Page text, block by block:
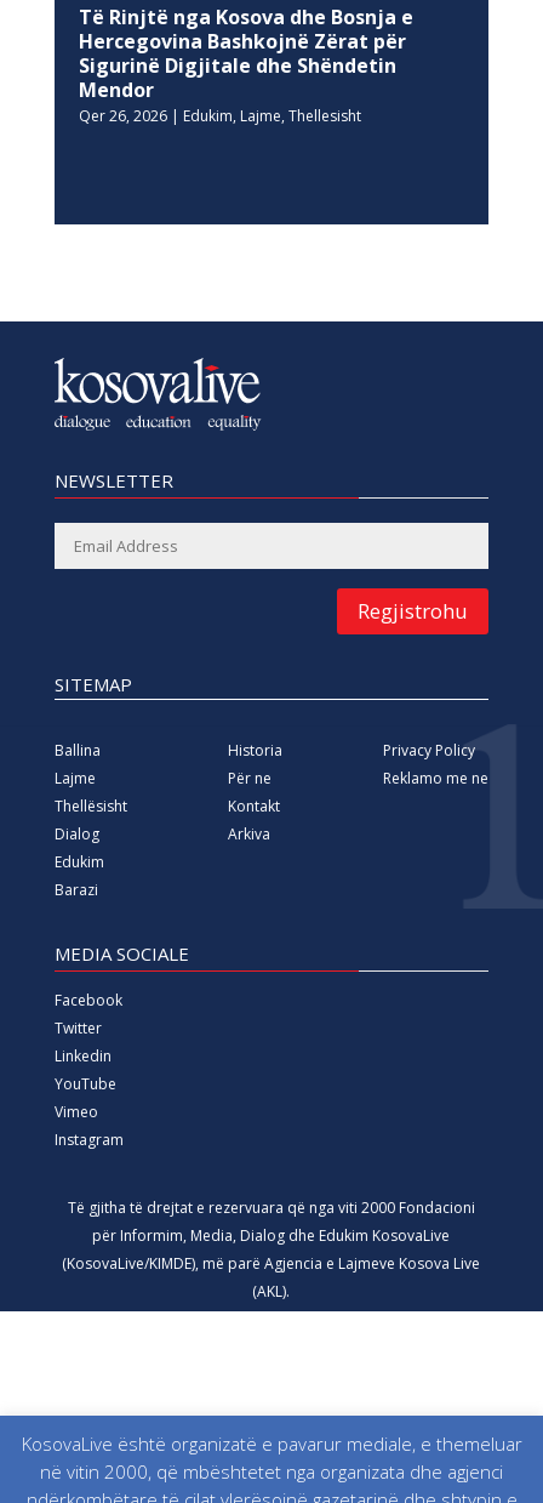
Të Rinjtë nga Kosova dhe Bosnja e
Hercegovina Bashkojnë Zërat për
Sigurinë Digjitale dhe Shëndetin
Mendor
Qer 26, 2026| Edukim, Lajme, Thellesisht
NEWSLETTER
Regjistrohu
SITEMAP
Ballina
Lajme
Thellësisht
Dialog
Edukim
Barazi
Historia
Për ne
Kontakt
Arkiva
Privacy Policy
Reklamo me ne
MEDIA SOCIALE
Facebook
Twitter
Linkedin
YouTube
Vimeo
Instagram
Të gjitha të drejtat e rezervuara që nga viti 2000 Fondacioni
për Informim, Media, Dialog dhe Edukim KosovaLive
(KosovaLive/KIMDE), më parë Agjencia e Lajmeve Kosova Live
(AKL).
KosovaLive është organizatë e pavarur mediale, e themeluar
në vitin 2000, që mbështetet nga organizata dhe agjenci